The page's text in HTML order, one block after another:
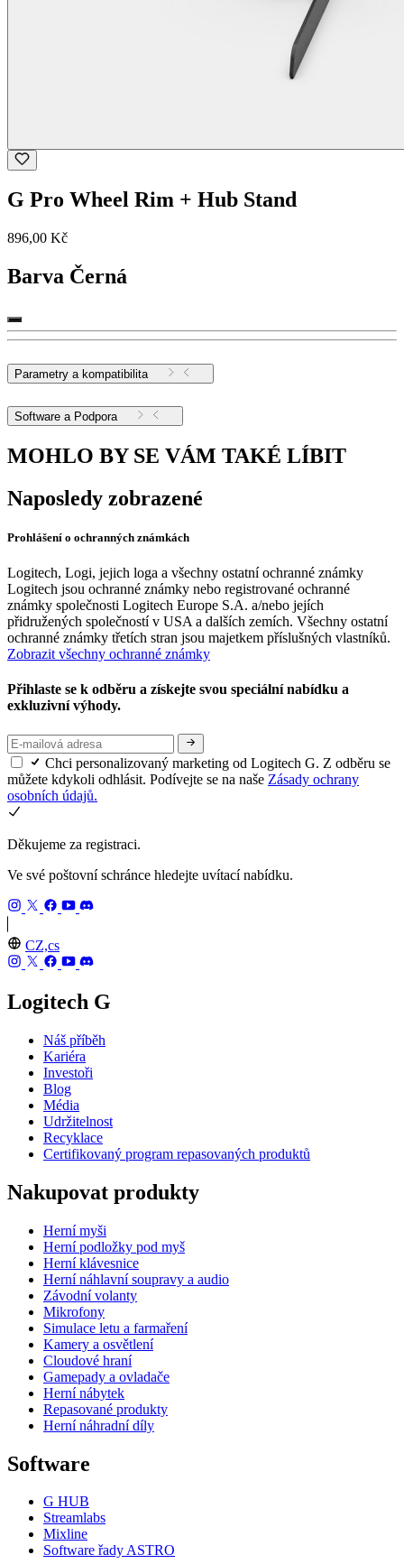
G Pro Wheel Rim + Hub Stand
896,00 Kč
Barva Černá
Parametry a kompatibilita
Software a Podpora
MOHLO BY SE VÁM TAKÉ LÍBIT
Naposledy zobrazené
Prohlášení o ochranných známkách
Logitech, Logi, jejich loga a všechny ostatní ochranné známky
Logitech jsou ochranné známky nebo registrované ochranné
známky společnosti Logitech Europe S.A. a/nebo jejích
přidružených společností v USA a dalších zemích. Všechny ostatní
ochranné známky třetích stran jsou majetkem příslušných vlastníků.
Zobrazit všechny ochranné známky
Přihlaste se k odběru a získejte svou speciální nabídku a
exkluzivní výhody.
Chci personalizovaný marketing od Logitech G. Z odběru se
můžete kdykoli odhlásit. Podívejte se na naše Zásady ochrany
osobních údajů.
Děkujeme za registraci.
Ve své poštovní schránce hledejte uvítací nabídku.
CZ,cs
Logitech G
Náš příběh
Kariéra
Investoři
Blog
Média
Udržitelnost
Recyklace
Certifikovaný program repasovaných produktů
Nakupovat produkty
Herní myši
Herní podložky pod myš
Herní klávesnice
Herní náhlavní soupravy a audio
Závodní volanty
Mikrofony
Simulace letu a farmaření
Kamery a osvětlení
Cloudové hraní
Gamepady a ovladače
Herní nábytek
Repasované produkty
Herní náhradní díly
Software
G HUB
Streamlabs
Mixline
Software řady ASTRO